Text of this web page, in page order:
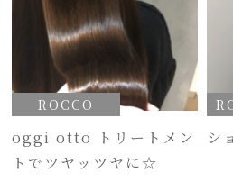
ROCCO
oggi otto トリートメン
トでツヤッツヤに☆
シ